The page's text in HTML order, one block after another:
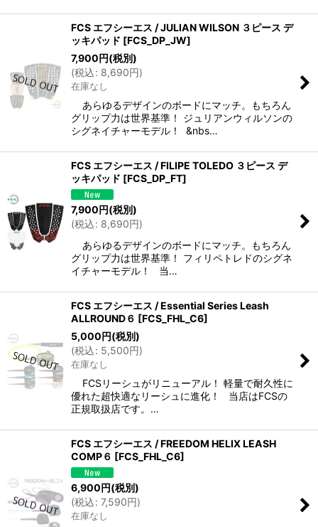
FCS エフシーエス / JULIAN WILSON ３ピース デ
ッキパッド [FCS_DP_JW]
7,900円(税別)
(税込: 8,690円)
在庫なし
あらゆるデザインのボードにマッチ。もちろん
グリップ力は世界基準！ ジュリアンウィルソンの
シグネイチャーモデル！ &nbs…
FCS エフシーエス / FILIPE TOLEDO ３ピース デ
ッキパッド [FCS_DP_FT]
7,900円(税別)
(税込: 8,690円)
あらゆるデザインのボードにマッチ。もちろん
グリップ力は世界基準！ フィリペトレドのシグネ
イチャーモデル！ 当…
FCS エフシーエス / Essential Series Leash
ALLROUND６ [FCS_FHL_C6]
5,000円(税別)
(税込: 5,500円)
在庫なし
FCSリーシュがリニューアル！ 軽量で耐久性に
優れた超快適なリーシュに進化！ 当店はFCSの
正規取扱店です。…
FCS エフシーエス / FREEDOM HELIX LEASH
COMP６ [FCS_FHL_C6]
6,900円(税別)
(税込: 7,590円)
在庫なし